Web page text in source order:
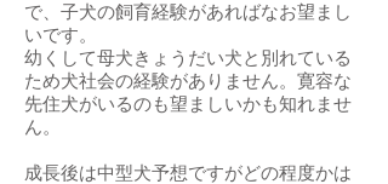
で、子犬の飼育経験があればなお望まし
いです。
幼くして母犬きょうだい犬と別れている
ため犬社会の経験がありません。寛容な
先住犬がいるのも望ましいかも知れませ
ん。
成長後は中型犬予想ですがどの程度かは